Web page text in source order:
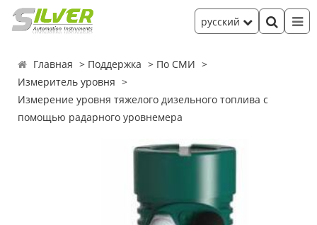
русский
Главная Поддержка
По СМИ
Измеритель уровня
Измерение уровня тяжелого дизельного топлива с
помощью радарного уровнемера